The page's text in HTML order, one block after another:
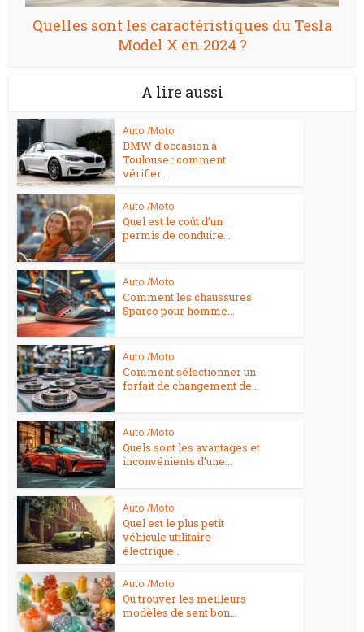
Quelles sont les caractéristiques du Tesla
Model X en 2024 ?
A lire aussi
Auto /Moto
BMW d’occasion à
Toulouse : comment
vérifier...
Auto /Moto
Quel est le coût d’un
permis de conduire...
Auto /Moto
Comment les chaussures
Sparco pour homme...
Auto /Moto
Comment sélectionner un
forfait de changement de...
Auto /Moto
Quels sont les avantages et
inconvénients d’une...
Auto /Moto
Quel est le plus petit
véhicule utilitaire
électrique...
Auto /Moto
Où trouver les meilleurs
modèles de sent bon...